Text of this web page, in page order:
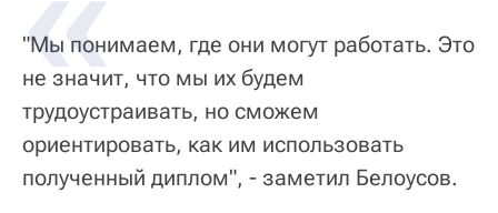
"Мы понимаем, где они могут работать. Это
не значит, что мы их будем
трудоустраивать, но сможем
ориентировать, как им использовать
полученный диплом", - заметил Белоусов.